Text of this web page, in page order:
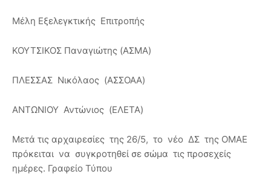
Μέλη Εξελεγκτικής Επιτροπής
ΚΟΥΤΣΙΚΟΣ Παναγιώτης (ΑΣΜΑ)
ΠΛΕΣΣΑΣ Νικόλαος (ΑΣΣΟΑΑ)
ΑΝΤΩΝΙΟΥ Αντώνιος (ΕΛΕΤΑ)
Μετά τις αρχαιρεσίες της 26/5, το νέο ΔΣ της ΟΜΑΕ
πρόκειται να συγκροτηθεί σε σώμα τις προσεχείς
ημέρες. Γραφείο Τύπου